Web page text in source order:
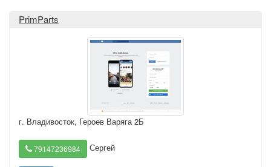
PrimParts
г. Владивосток, Героев Варяга 2Б
79147236984 Сергей